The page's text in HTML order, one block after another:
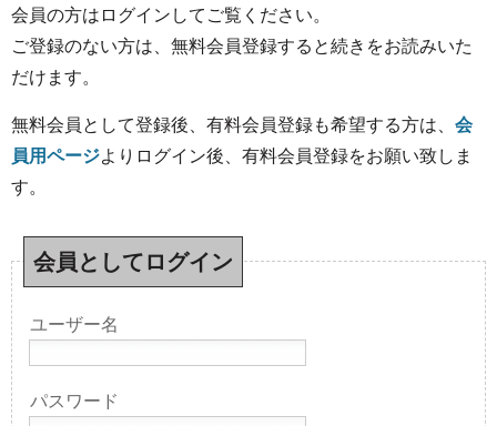
会員の方はログインしてご覧ください。
ご登録のない方は、無料会員登録すると続きをお読みいた
だけます。
無料会員として登録後、有料会員登録も希望する方は、 会
員用ページよりログイン後、有料会員登録をお願い致しま
す。
会員としてログイン
ユーザー名
パスワード